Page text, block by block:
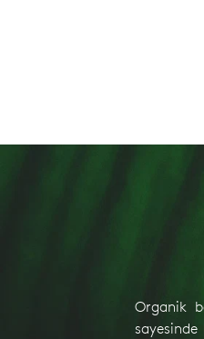
Organik